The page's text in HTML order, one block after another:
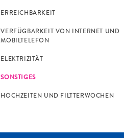
ERREICHBARKEIT
VERFÜGBARKEIT VON INTERNET UND
MOBILTELEFON
ELEKTRIZITÄT
SONSTIGES
HOCHZEITEN UND FILTTERWOCHEN